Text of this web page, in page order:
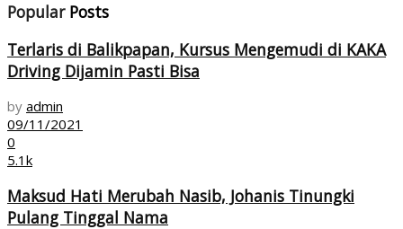
Popular Posts
Terlaris di Balikpapan, Kursus Mengemudi di KAKA
Driving Dijamin Pasti Bisa
by admin
09/11/2021
0
5.1k
Maksud Hati Merubah Nasib, Johanis Tinungki
Pulang Tinggal Nama